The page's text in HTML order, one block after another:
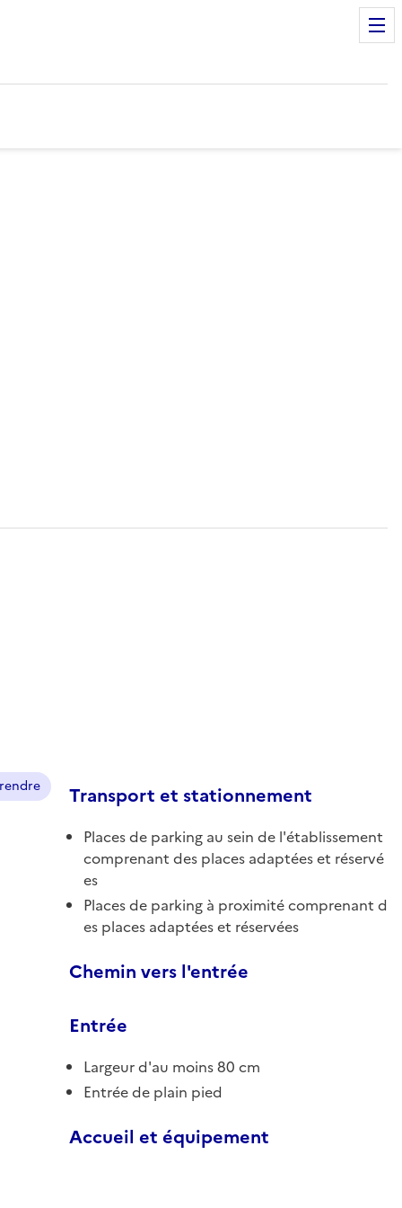
Transport et stationnement
Places de parking au sein de l'établissement
comprenant des places adaptées et réservé
es
Places de parking à proximité comprenant d
es places adaptées et réservées
Chemin vers l'entrée
Entrée
Largeur d'au moins 80 cm
Entrée de plain pied
Accueil et équipement